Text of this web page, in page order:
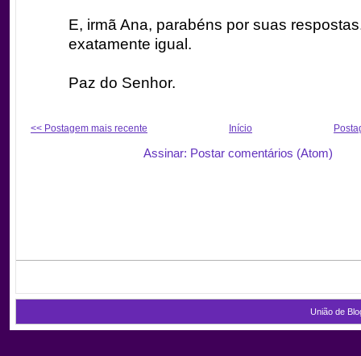
E, irmã Ana, parabéns por suas
exatamente igual.
Paz do Senhor.
<< Postagem mais recente Início
Assinar: Postar comentários (Atom)
União de